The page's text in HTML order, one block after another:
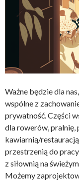
Ważne będzie dla
wspólne z
prywatność. Części
dla rowerów,
kawiarnią/
przestrzenią do
z siłownią na
Możemy